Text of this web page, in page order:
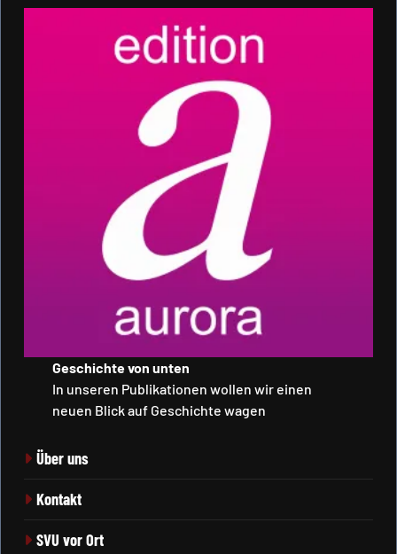
Geschichte von unten
In unseren Publikationen wollen wir einen
neuen Blick auf Geschichte wagen
Über uns
Kontakt
SVU vor Ort